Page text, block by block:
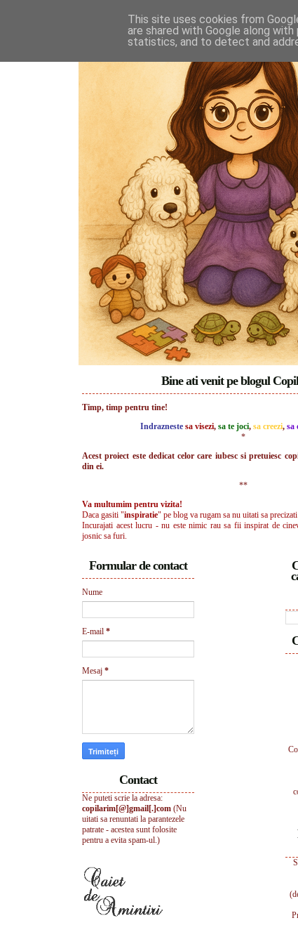
Bine ati venit pe blogul
Timp, timp pentru tine!
Indrazneste sa visezi, sa te joci, sa creezi, sa
*
Acest proiect este dedicat celor care iubesc si pretuiesc
din ei.
**
Va multumim pentru vizita!
Daca gasiti "inspiratie" pe blog va rugam sa nu uitati sa
Incurajati acest lucru - nu este nimic rau sa fii inspirat de
josnic sa furi.
Formular de contact
Nume
E-mail *
Mesaj *
Contact
Ne puteti scrie la adresa:
copilarim[@]gmail[.]com (Nu
uitati sa renuntati la parantezele
patrate - acestea sunt folosite
pentru a evita spam-ul.)
This site uses cookies from
are shared with Google along
statistics, and to detect and